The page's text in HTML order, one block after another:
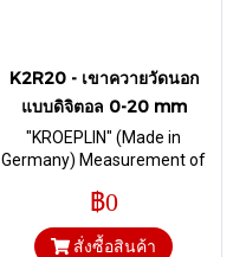
K2R20 - เขาควายวัดนอก
แบบดิจิตอล 0-20 mm
"KROEPLIN" (Made in
Germany) Measurement of
Range 0-20 mm. & Depth 85
mm. HM-Ball Ø 1,5 mm
฿0
สั่งซื้อสินค้า